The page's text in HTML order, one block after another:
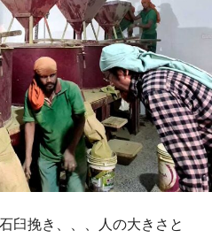
臼挽き、、、人の大きさと